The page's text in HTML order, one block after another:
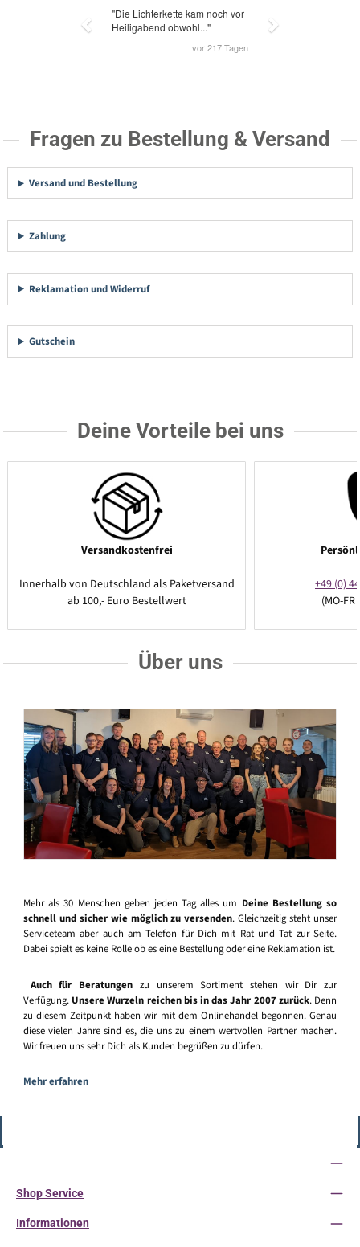
Fragen zu Bestellung & Versand
Versand und Bestellung
Zahlung
Reklamation und Widerruf
Gutschein
Deine Vorteile bei uns
Versandkostenfrei
Innerhalb von Deutschland als Paketversand
ab 100,- Euro Bestellwert
+49 (0)
(MO-
Über uns
Mehr als 30 Menschen geben jeden Tag alles um Deine Bestellung so
schnell und sicher wie möglich zu versenden. Gleichzeitig steht unser
Serviceteam aber auch am Telefon für Dich mit Rat und Tat zur Seite.
Dabei spielt es keine Rolle ob es eine Bestellung oder eine Reklamation ist.
Auch für Beratungen zu unserem Sortiment stehen wir Dir zur
Verfügung. Unsere Wurzeln reichen bis in das Jahr 2007 zurück. Denn
zu diesem Zeitpunkt haben wir mit dem Onlinehandel begonnen. Genau
diese vielen Jahre sind es, die uns zu einem wertvollen Partner machen.
Wir freuen uns sehr Dich als Kunden begrüßen zu dürfen.
Mehr erfahren
Shop Service
Informationen